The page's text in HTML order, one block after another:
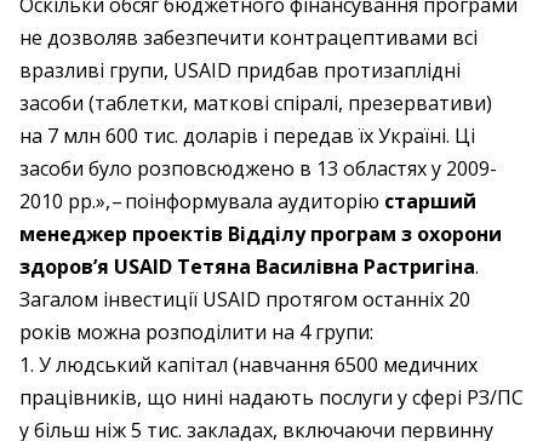
не дозволяв забезпечити контрацептивами всі
вразливі групи, USAID придбав протизаплідні
засоби (таблетки, маткові спіралі, презервативи)
на 7 млн 600 тис. доларів і передав їх Україні. Ці
засоби було розповсюджено в 13 областях у 2009-
2010 рр.», – ​поінформувала аудиторію старший
менеджер проектів Відділу програм з охорони
здоров’я USAID Тетяна Василівна Растригіна.
Загалом інвестиції USAID протягом останніх 20
років можна розподілити на 4 групи:
1. У людський капітал (навчання 6500 медичних
працівників, що нині надають послуги у сфері РЗ/ПС
у більш ніж 5 тис. закладах, включаючи первинну